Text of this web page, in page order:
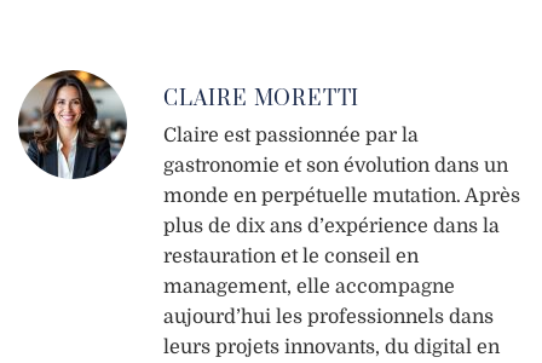
CLAIRE MORETTI
Claire est passionnée par la
gastronomie et son évolution dans un
monde en perpétuelle mutation. Après
plus de dix ans d’expérience dans la
restauration et le conseil en
management, elle accompagne
aujourd’hui les professionnels dans
leurs projets innovants, du digital en